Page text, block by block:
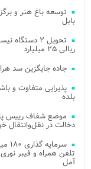
بابل
تحویل ۲
ریالی ۲۵ میلیارد
جاده جایگزین سد
بلده
موضع شفاف رییس
دخالت در نقل‌وانتقال
آمل